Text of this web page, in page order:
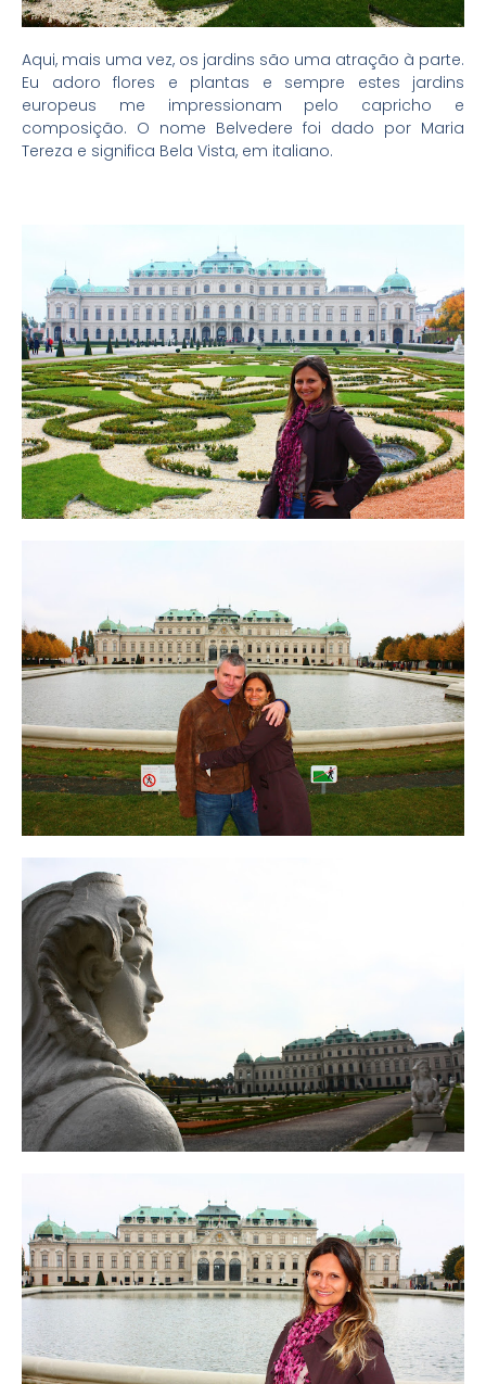
Aqui, mais uma vez, os jardins são uma atração à parte.
Eu adoro flores e plantas e sempre estes jardins
europeus me impressionam pelo capricho e
composição. O nome Belvedere foi dado por Maria
Tereza e significa Bela Vista, em italiano.